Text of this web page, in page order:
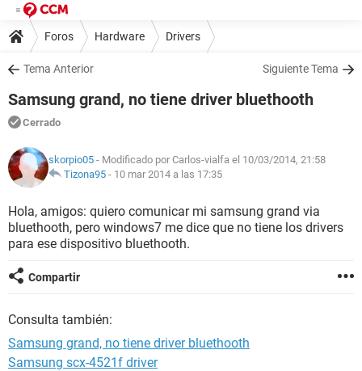
Foros Hardware Drivers
Tema Anterior Siguiente Tema
Samsung grand, no tiene driver bluethooth
Cerrado
skorpio05 - Modificado por Carlos-vialfa el 10/03/2014, 21:58
Tizona95 - 10 mar 2014 a las 17:35
Hola, amigos: quiero comunicar mi samsung grand via
bluethooth, pero windows7 me dice que no tiene los drivers
para ese dispositivo bluethooth.
Compartir
Consulta también:
Samsung grand, no tiene driver bluethooth
Samsung scx-4521f driver